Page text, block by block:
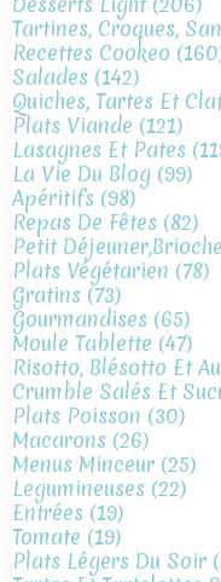
Tartines, Croques,
Recettes Cookeo
Salades (142)
Quiches, Tartes Et
Plats Viande (121)
Lasagnes Et Pates
La Vie Du Blog (99)
Apéritifs (98)
Repas De Fêtes (82)
Petit
Plats Végétarien (78)
Gratins (73)
Gourmandises (65)
Moule Tablette (47)
Risotto, Blésotto Et
Crumble Salés Et
Plats Poisson (30)
Macarons (26)
Menus Minceur (25)
Legumineuses (22)
Entrées (19)
Tomate (19)
Plats Légers Du Soir